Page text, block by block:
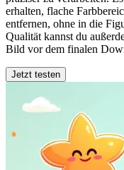
erhalten, flache
entfernen, ohne in die
Qualität kannst du
Bild vor dem finalen
Jetzt testen